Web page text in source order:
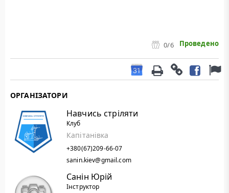
0/6 Проведено
ОРГАНІЗАТОРИ
Навчись стріляти
Клуб
Капітанівка
+380(67)209-66-07
sanin.kiev@gmail.com
Санін Юрій
Інструктор